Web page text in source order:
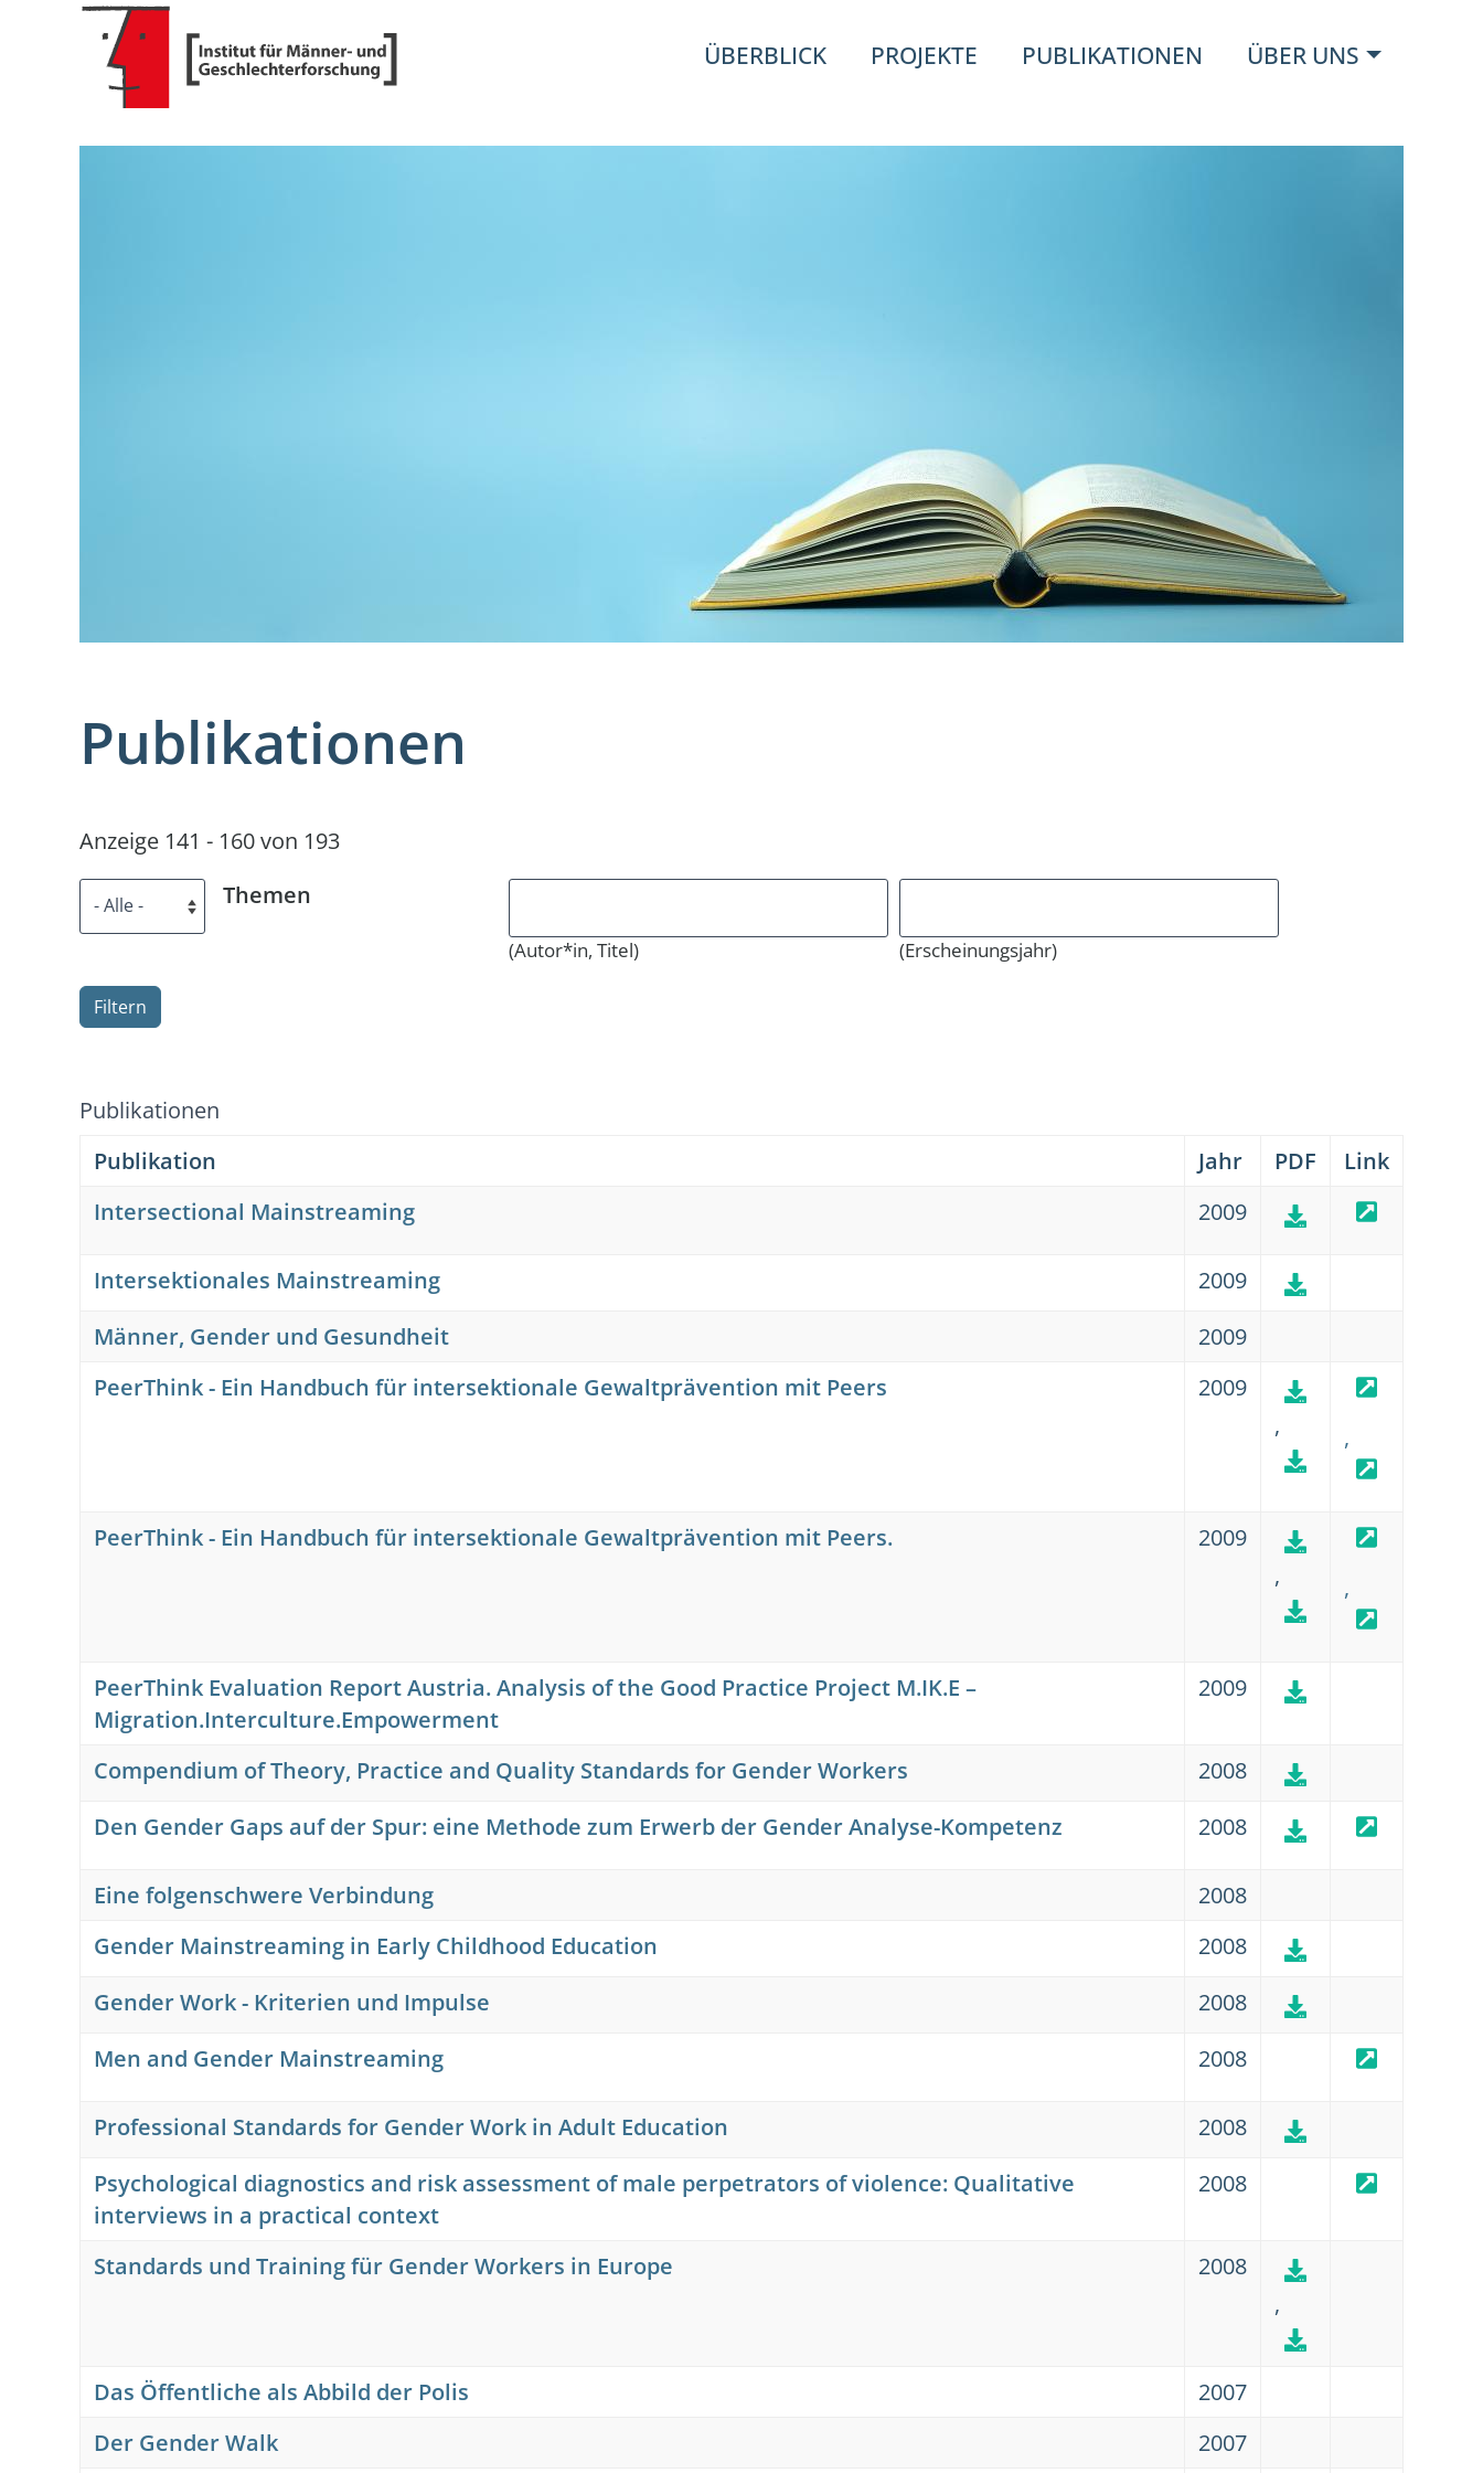
ÜBERBLICK PROJEKTE PUBLIKATIONEN ÜBER UNS
Publikationen
Anzeige 141 - 160 von 193
Themen
(Autor*in, Titel) (Erscheinungsjahr)
Publikationen
Publikation
Jahr PDF
Link
Intersectional Mainstreaming
2009
Intersektionales Mainstreaming
2009
Männer, Gender und Gesundheit
2009
PeerThink - Ein Handbuch für intersektionale Gewaltprävention mit Peers
2009
,
,
PeerThink - Ein Handbuch für intersektionale Gewaltprävention mit Peers.
2009
,
,
PeerThink Evaluation Report Austria. Analysis of the Good Practice Project M.IK.E –
Migration.Interculture.Empowerment
2009
Compendium of Theory, Practice and Quality Standards for Gender Workers
2008
Den Gender Gaps auf der Spur: eine Methode zum Erwerb der Gender Analyse-Kompetenz
2008
Eine folgenschwere Verbindung
2008
Gender Mainstreaming in Early Childhood Education
2008
Gender Work - Kriterien und Impulse
2008
Men and Gender Mainstreaming
2008
Professional Standards for Gender Work in Adult Education
2008
Psychological diagnostics and risk assessment of male perpetrators of violence: Qualitative
interviews in a practical context
2008
Standards und Training für Gender Workers in Europe
2008
,
Das Öffentliche als Abbild der Polis
2007
Der Gender Walk
2007